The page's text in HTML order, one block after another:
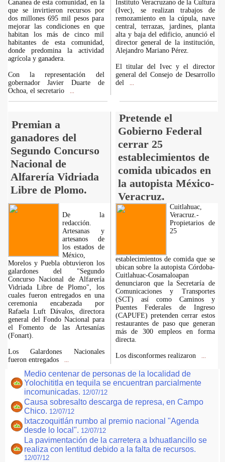
Cananea de esta comunidad, en la
que se invirtieron recursos por
dos millones 695 mil pesos para
mejorar las condiciones en que
habitan los más de cinco mil
habitantes de esta comunidad,
donde predomina la actividad
agrícola y ganadera.
Con la representación del
gobernador Javier Duarte de
Ochoa, el secretario
Instituto Veracruzano de la Cultura
(Ivec), se realizan trabajos de
remozamiento en la cúpula, nave
central, terrazas, jardines, planta
alta y baja del edificio, anunció el
director general de la institución,
Alejandro Mariano Pérez.
El titular del Ivec y el director
general del Consejo de Desarrollo
del
Premian a
ganadores del
Segundo Concurso
Nacional de
Alfarería Vidriada
Libre de Plomo.
Pretende el
Gobierno Federal
cerrar 25
establecimientos de
comida ubicados en
la autopista México-
Veracruz.
De la
redacción.
Artesanas y
artesanos de
los estados de
México,
Morelos y Puebla obtuvieron los
galardones del "Segundo
Concurso Nacional de Alfarería
Vidriada Libre de Plomo", los
cuales fueron entregados en una
ceremonia encabezada por
Rafaela Luft Dávalos, directora
general del Fondo Nacional para
el Fomento de las Artesanías
(Fonart).
Los Galardones Nacionales
fueron entregados
Cuitlahuac,
Veracruz.-
Propietarios de
25
establecimientos de comida que se
ubican sobre la autopista Córdoba-
Cuitlahuac-Cosamaloapan
denunciaron que la Secretaría de
Comunicaciones y Transportes
(SCT) así como Caminos y
Puentes Federales de Ingreso
(CAPUFE) pretenden cerrar estos
restaurantes de paso que generan
más de 300 empleos en forma
directa.
Los disconformes realizaron
Medio centenar de personas de la localidad de
Yolochititla en tequila se encuentran parcialmente
incomunicadas. 12/07/12
Causa sobresalto descarga de represa, en Campo
Chico. 12/07/12
Ixtaczoquitlán rumbo al premio nacional "Agenda
desde lo local". 12/07/12
La pavimentación de la carretera a Ixhuatlancillo se
realiza con lentitud debido a la falta de recursos.
12/07/12